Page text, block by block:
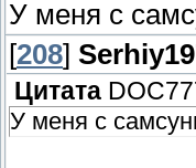
У меня с
[208]
Цитата
У меня с